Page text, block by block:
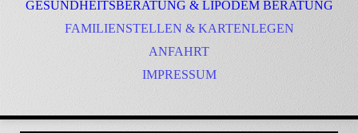
GESUNDHEITSBERATUNG & LIPÖDEM BERATUNG
FAMILIENSTELLEN & KARTENLEGEN
ANFAHRT
IMPRESSUM